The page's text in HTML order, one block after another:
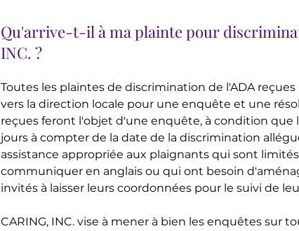
Qu'arrive-t-il à ma plainte pour
INC. ?
Toutes les plaintes de discrimination de l'ADA reçues
vers la direction locale pour une enquête et une
reçues feront l'objet d'une enquête, à condition que
jours à compter de la date de la discrimination
assistance appropriée aux plaignants qui sont
communiquer en anglais ou qui ont besoin
invités à laisser leurs coordonnées pour le suivi de
CARING, INC. vise à mener à bien les enquêtes sur